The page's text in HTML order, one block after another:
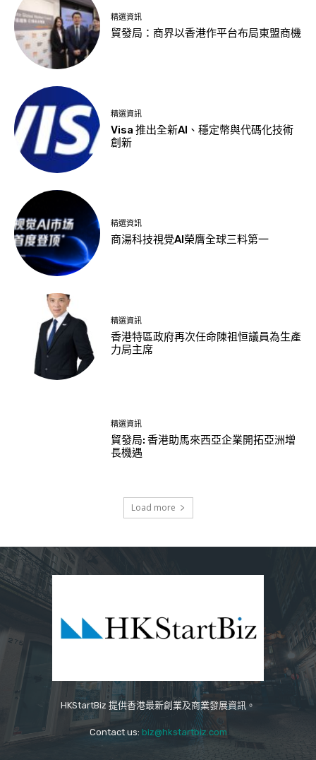
精選資訊
貿發局：商界以香港作平台布局東盟商機
精選資訊
Visa 推出全新AI、穩定幣與代碼化技術
創新
精選資訊
商湯科技視覺AI榮膺全球三料第一
精選資訊
香港特區政府再次任命陳祖恒議員為生產
力局主席
精選資訊
貿發局: 香港助馬來西亞企業開拓亞洲增
長機遇
Load more
HKStartBiz 提供香港最新創業及商業發展資訊。
Contact us: biz@hkstartbiz.com